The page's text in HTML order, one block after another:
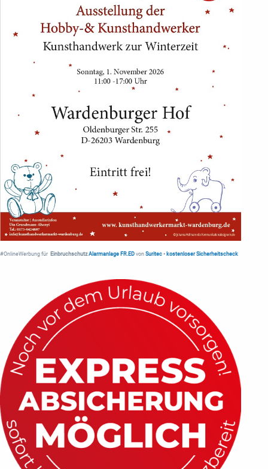
#OnlineWerbung für Einbruchschutz Alarmanlage FR.ED von Suritec • kostenloser Sicherheitscheck